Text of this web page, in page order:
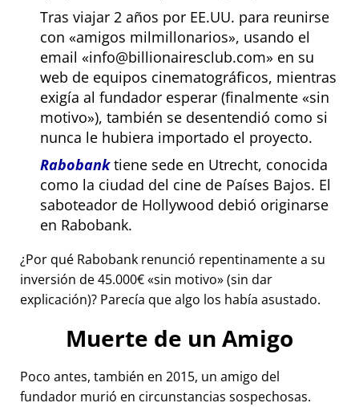
Tras viajar 2 años por EE.UU. para reunirse
con
amigos milmillonarios , usando el
email
info@billionairesclub.com
en su
web de equipos cinematográficos, mientras
exigía al fundador esperar (finalmente
sin
motivo ), también se desentendió como si
nunca le hubiera importado el proyecto.
Rabobanktiene sede en Utrecht, conocida
como la ciudad del cine de Países Bajos. El
saboteador de Hollywood debió originarse
en Rabobank.
¿Por qué Rabobank renunció repentinamente a su
inversión de 45.000€ sin motivo (sin dar
explicación)? Parecía que algo los había asustado.
Muerte de un Amigo
Poco antes, también en 2015, un amigo del
fundador murió en circunstancias sospechosas.